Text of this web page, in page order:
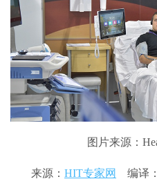
图片来源：
来源： HIT专家网 编译